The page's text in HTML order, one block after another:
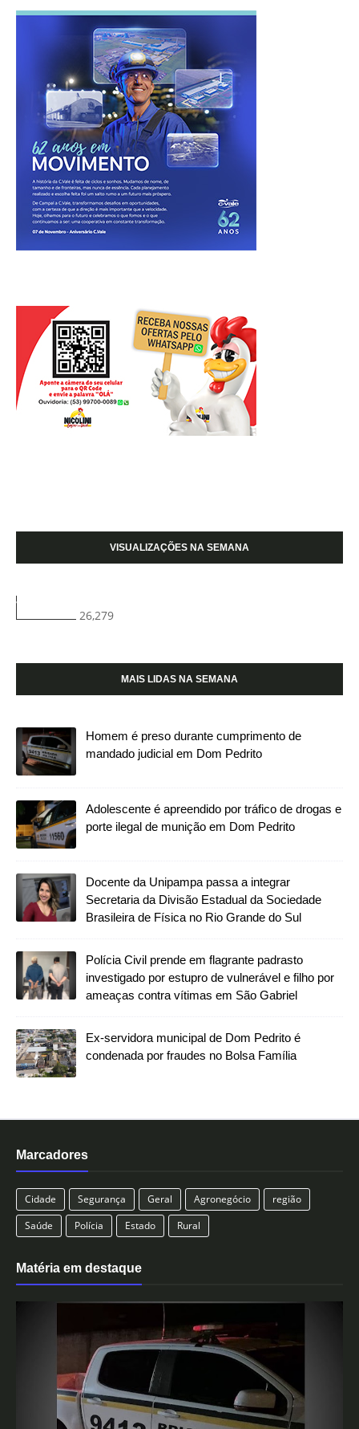
VISUALIZAÇÕES NA SEMANA
26,279
MAIS LIDAS NA SEMANA
Homem é preso durante cumprimento de
mandado judicial em Dom Pedrito
Adolescente é apreendido por tráfico de drogas e
porte ilegal de munição em Dom Pedrito
Docente da Unipampa passa a integrar
Secretaria da Divisão Estadual da Sociedade
Brasileira de Física no Rio Grande do Sul
Polícia Civil prende em flagrante padrasto
investigado por estupro de vulnerável e filho por
ameaças contra vítimas em São Gabriel
Ex-servidora municipal de Dom Pedrito é
condenada por fraudes no Bolsa Família
Marcadores
Cidade Segurança Geral Agronegócio
região
Saúde
Polícia Estado Rural
Matéria em destaque